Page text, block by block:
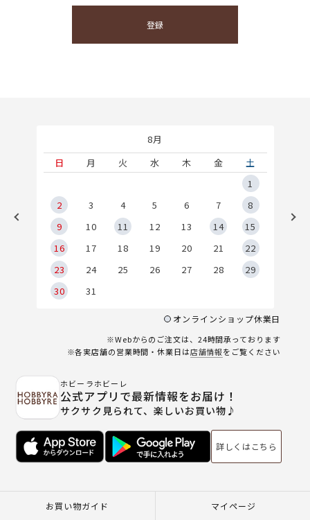
登録
8月
日
月 火 水 木 金
土
1
2
3 4 5 6 7
8
9
10 11 12 13 14
15
16
17 18 19 20 21
22
23
24 25 26 27 28
29
30
31
オンラインショップ休業日
※Webからのご注文は、24時間承っております
※各実店舗の営業時間・休業日は店舗情報をご覧ください
ホビーラホビーレ
公式アプリで最新情報をお届け！
サクサク見られて、楽しいお買い物♪
詳しくはこちら
お買い物ガイド マイページ